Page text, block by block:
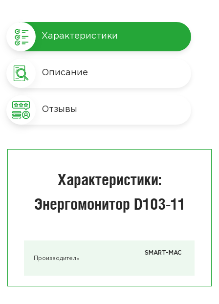
Характеристики
Описание
Отзывы
Характеристики:
Энергомонитор D103-11
Производитель
SMART-MAC